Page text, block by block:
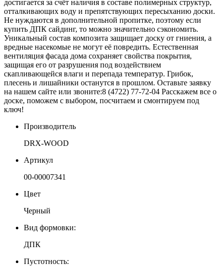
достигается за счёт наличия в составе полимерных структур,
отталкивающих воду и препятствующих пересыханию доски.
Не нуждаются в дополнительной пропитке, поэтому если
купить ДПК сайдинг, то можно значительно сэкономить.
Уникальный состав композита защищает доску от гниения, а
вредные насекомые не могут её повредить. Естественная
вентиляция фасада дома сохраняет свойства покрытия,
защищая его от разрушения под воздействием
скапливающейся влаги и перепада температур. Грибок,
плесень и лишайники останутся в прошлом. Оставьте заявку
на нашем сайте или звоните:8 (4722) 77-72-04 Расскажем все о
доске, поможем с выбором, посчитаем и смонтируем под
ключ!
Производитель
DRX-WOOD
Артикул
00-00007341
Цвет
Черный
Вид формовки:
ДПК
Пустотность: